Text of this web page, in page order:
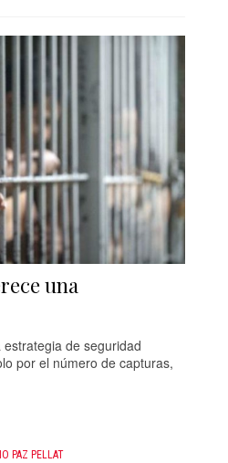
una
de seguridad
por el número de capturas,
PAZ PELLAT